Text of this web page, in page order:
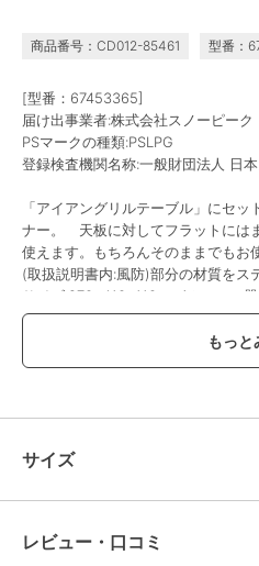
商品番号：CD012-85461 型番：
[型番：67453365]
届け出事業者:株式会社スノーピーク
PSマークの種類:PSLPG
登録検査機関名称:一般財団法人 日
「アイアングリルテーブル」にセ
ナー。 天板に対してフラットには
使えます。もちろんそのままでも
(取扱説明書内:風防)部分の材質を
サイズ:270×410×110mm(ホース、
ースを除く) セット内容:バーナー
ド ●材質:ステンレス、ブラス、
内容:バーナー本体、収納ケース、
ワーガス500プロイソ、GP-250GR/
GP-500SR/ギガパワーガス500イソ
ん。 品番 GS-450R
サイズ
レビュー・口コミ